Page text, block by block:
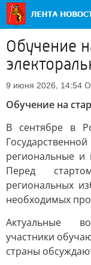
Обучение
9 июня 2026, 14:54
Обучение на
В сентябре в
региональные и
Перед
региональных
необходимых
Актуальные
участники
страны